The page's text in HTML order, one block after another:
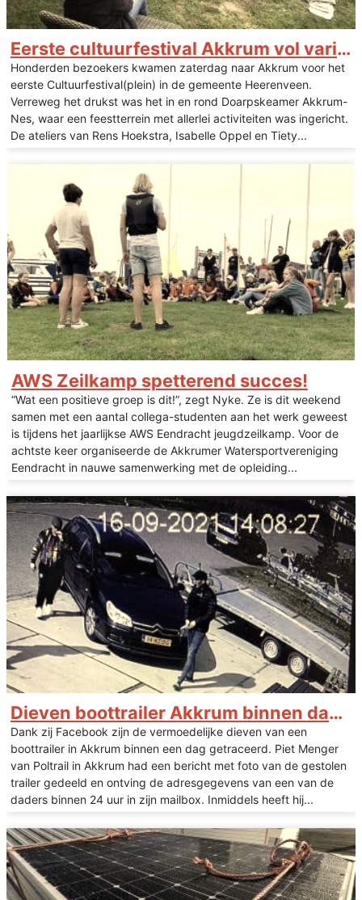
Eerste cultuurfestival Akkrum vol variatie
Honderden bezoekers kwamen zaterdag naar Akkrum voor het
eerste Cultuurfestival(plein) in de gemeente Heerenveen.
Verreweg het drukst was het in en rond Doarpskeamer Akkrum-
Nes, waar een feestterrein met allerlei activiteiten was ingericht.
De ateliers van Rens Hoekstra, Isabelle Oppel en Tiety...
AWS Zeilkamp spetterend succes!
“Wat een positieve groep is dit!”, zegt Nyke. Ze is dit weekend
samen met een aantal collega-studenten aan het werk geweest
is tijdens het jaarlijkse AWS Eendracht jeugdzeilkamp. Voor de
achtste keer organiseerde de Akkrumer Watersportvereniging
Eendracht in nauwe samenwerking met de opleiding...
Dieven boottrailer Akkrum binnen dag getraceerd
Dank zij Facebook zijn de vermoedelijke dieven van een
boottrailer in Akkrum binnen een dag getraceerd. Piet Menger
van Poltrail in Akkrum had een bericht met foto van de gestolen
trailer gedeeld en ontving de adresgegevens van een van de
daders binnen 24 uur in zijn mailbox. Inmiddels heeft hij...